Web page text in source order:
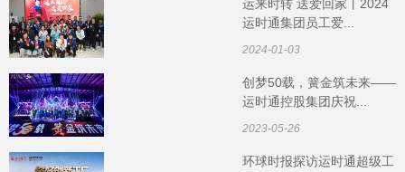
运来时转 送爱回家丨2024
运时通集团员工爱...
2024-01-03
创梦50载，簧金筑未来——
运时通控股集团庆祝...
2023-05-26
环球时报探访运时通超级工